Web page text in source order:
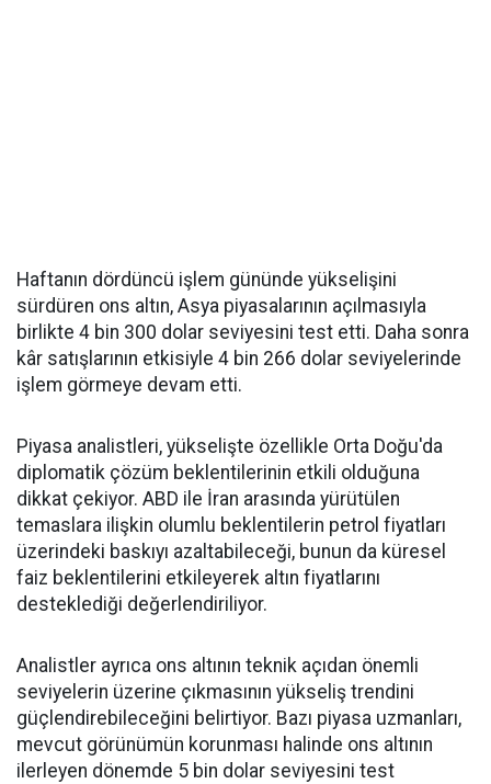
Haftanın dördüncü işlem gününde yükselişini
sürdüren ons altın, Asya piyasalarının açılmasıyla
birlikte 4 bin 300 dolar seviyesini test etti. Daha sonra
kâr satışlarının etkisiyle 4 bin 266 dolar seviyelerinde
işlem görmeye devam etti.
Piyasa analistleri, yükselişte özellikle Orta Doğu'da
diplomatik çözüm beklentilerinin etkili olduğuna
dikkat çekiyor. ABD ile İran arasında yürütülen
temaslara ilişkin olumlu beklentilerin petrol fiyatları
üzerindeki baskıyı azaltabileceği, bunun da küresel
faiz beklentilerini etkileyerek altın fiyatlarını
desteklediği değerlendiriliyor.
Analistler ayrıca ons altının teknik açıdan önemli
seviyelerin üzerine çıkmasının yükseliş trendini
güçlendirebileceğini belirtiyor. Bazı piyasa uzmanları,
mevcut görünümün korunması halinde ons altının
ilerleyen dönemde 5 bin dolar seviyesini test